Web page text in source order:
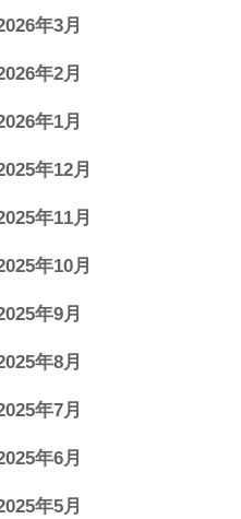
年3月
年2月
年1月
年12月
年11月
年10月
年9月
年8月
年7月
年6月
年5月